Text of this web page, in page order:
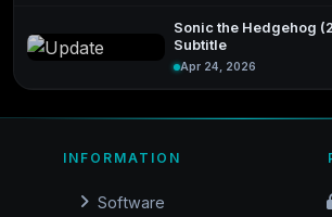
Sonic the Hedgehog
Subtitle
Apr 24, 2026
INFORMATION
Software